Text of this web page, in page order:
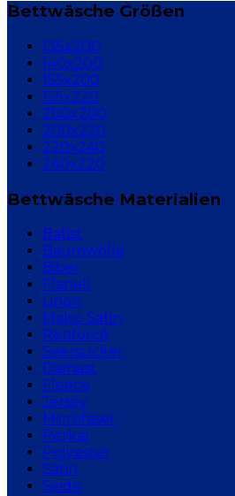
Bettwäsche Größen
135x200
140x200
155x200
155x220
200x200
200x220
220x240
240x220
Bettwäsche Materialien
Batist
Baumwolle
Biber
Flanell
Linon
Mako-Satin
Renforcé
Seersucker
Damast
Fleece
Jersey
Microfaser
Perkal
Polyester
Satin
Seide